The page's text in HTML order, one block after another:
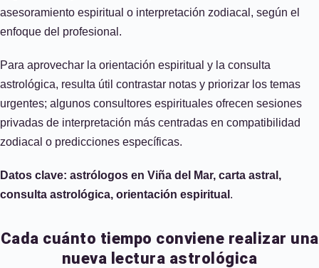
asesoramiento espiritual o interpretación zodiacal, según el
enfoque del profesional.
Para aprovechar la orientación espiritual y la consulta
astrológica, resulta útil contrastar notas y priorizar los temas
urgentes; algunos consultores espirituales ofrecen sesiones
privadas de interpretación más centradas en compatibilidad
zodiacal o predicciones específicas.
Datos clave: astrólogos en Viña del Mar, carta astral,
consulta astrológica, orientación espiritual .
Cada cuánto tiempo conviene realizar una
nueva lectura astrológica